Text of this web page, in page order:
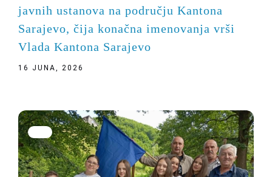
javnih ustanova na području Kantona
Sarajevo, čija konačna imenovanja vrši
Vlada Kantona Sarajevo
16 JUNA, 2026